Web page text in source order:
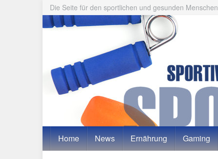
Die Seite für den sportlichen und gesunden Menschen
Home News Ernährung Gaming